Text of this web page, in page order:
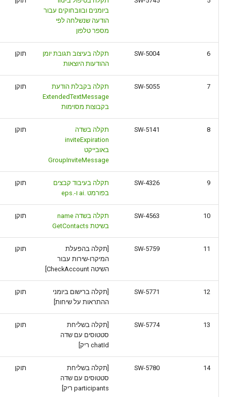
ביומנים ובוובחוקים עבור
הודעה שנשלחה לפי
מספר טלפון
6
SW-5004
תקלה בעיצוב תגובת יומן
ההודעות היוצאות
תוקן
7
SW-5055
תקלה בקבלת הודעת
ExtendedTextMessage
בקבוצות מסוימות
תוקן
8
SW-5141
תקלה בשדה
inviteExpiration
באובייקט
GroupInviteMessage
תוקן
9
SW-4326
תקלה בעיבוד קבצים
בפורמט .ai ו-.eps
תוקן
10
SW-4563
תקלה בשדה name
בשיטת GetContacts
תוקן
11
SW-5759
[תקלה בהפעלת
המיקרו-שירות עבור
השיטה CheckAccount]
תוקן
12
SW-5771
[תקלה ברישום ביומני
ההתראות על שיחות]
תוקן
13
SW-5774
[תקלה בשליחת
סטטוסים עם שדה
chatId ריק]
תוקן
14
SW-5780
[תקלה בשליחת
סטטוסים עם שדה
participants ריק]
תוקן